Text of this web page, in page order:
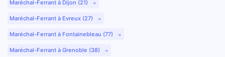
Maréchal-Ferrant à Dijon (21)
Maréchal-Ferrant à Evreux (27)
Maréchal-Ferrant à Fontainebleau (77)
Maréchal-Ferrant à Grenoble (38)